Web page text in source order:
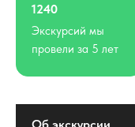
1240
Экскурсий мы
провели за 5 лет